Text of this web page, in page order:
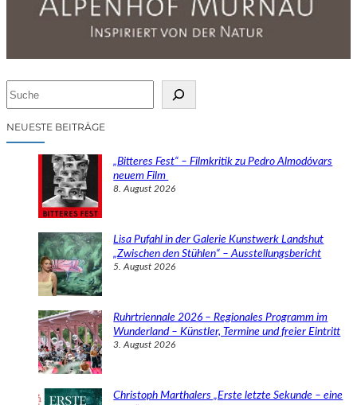
cNEUESTE BEITRÄGE
„Bitteres Fest“ – Filmkritik zu Pedro Almodóvars
neuem Film
8. August 2026
Lisa Pufahl in der Galerie Kunstwerk Landshut
„Zwischen den Stühlen“ – Ausstellungsbericht
5. August 2026
Ruhrtriennale 2026 – Regionales Programm im
Wunderland – Künstler, Termine und freier Eintritt
3. August 2026
Christoph Marthalers „Erste letzte Sekunde – eine